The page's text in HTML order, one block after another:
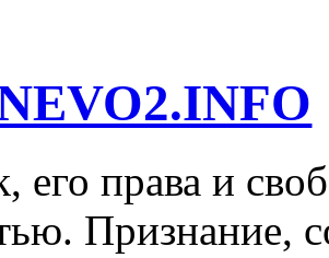
его права и
Признание,